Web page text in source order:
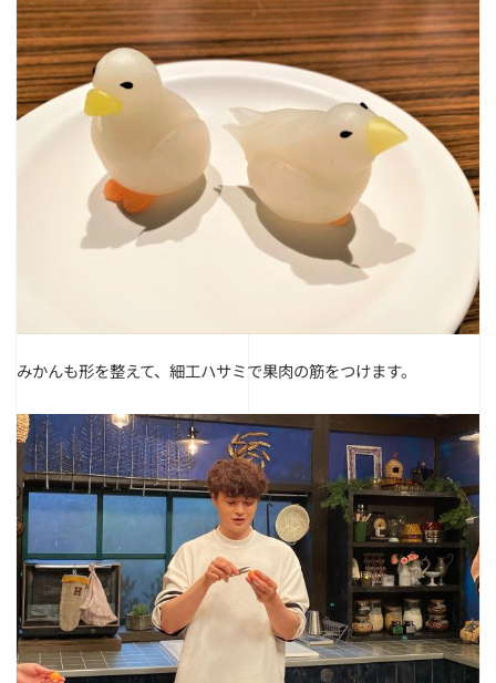
みかんも形を整えて、細工ハサミで果肉の筋をつけます。